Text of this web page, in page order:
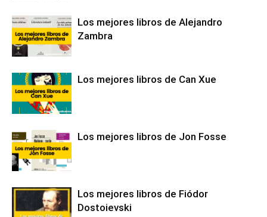
Los mejores libros de Alejandro
Zambra
Los mejores libros de Can Xue
Los mejores libros de Jon Fosse
Los mejores libros de Fiódor
Dostoievski